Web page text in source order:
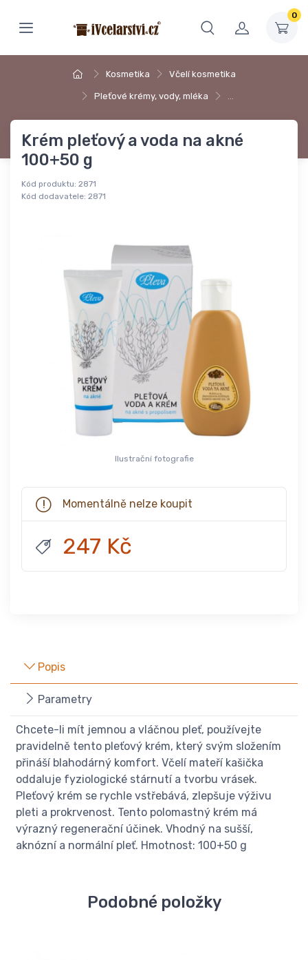
0
Kosmetika Včelí kosmetika
Pleťové krémy, vody, mléka …
Krém pleťový a voda na akné
100+50 g
Kód produktu: 2871
Kód dodavatele: 2871
Ilustrační fotografie
Momentálně nelze koupit
247 Kč
Popis
Parametry
Chcete-li mít jemnou a vláčnou pleť, používejte
pravidelně tento pleťový krém, který svým složením
přináší blahodárný komfort. Včelí mateří kašička
oddaluje fyziologické stárnutí a tvorbu vrásek.
Pleťový krém se rychle vstřebává, zlepšuje výživu
pleti a prokrvenost. Tento polomastný krém má
výrazný regenerační účinek. Vhodný na sušší,
aknózní a normální pleť. Hmotnost: 100+50 g
Podobné položky